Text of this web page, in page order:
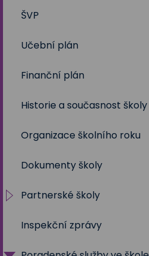
2024/2025
2023/2024
2022/2023
2021/2022
2020/2021
2019/2020
2018/2019
2017/2018
Volby 2017
Volby 2020
Volby 2023
ŠVP
Učební plán
Finanční plán
Historie a současnost školy
Organizace školního roku
Dokumenty školy
Partnerské školy
Projekty
Inspekční zprávy